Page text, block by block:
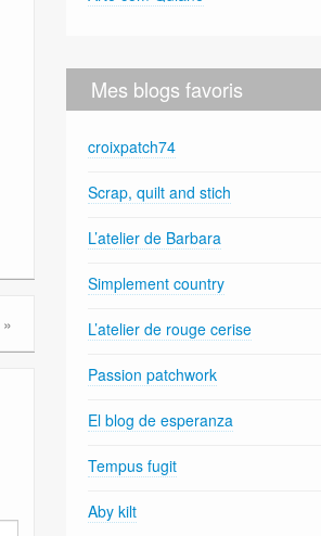
»
Mes blogs favoris
croixpatch74
Scrap, quilt and stich
L’atelier de Barbara
Simplement country
L’atelier de rouge cerise
Passion patchwork
El blog de esperanza
Tempus fugit
Aby kilt